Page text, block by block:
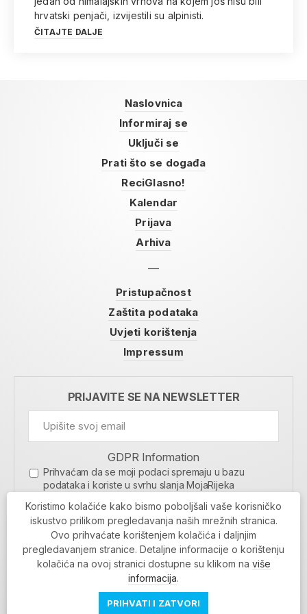
hrvatski penjači, izvijestili su alpinisti.
ČITAJTE DALJE
Naslovnica
Informiraj se
Uključi se
Prati što se događa
ReciGlasno!
Kalendar
Prijava
Arhiva
Pristupačnost
Zaštita podataka
Uvjeti korištenja
Impressum
PRIJAVITE SE NA NEWSLETTER
GDPR Information
Prihvaćam da se moji podaci spremaju u bazu
podataka i koriste u svrhu slanja MojaRijeka
MOJARIJEKA NEWSLETTER
PRIJAVI SE
Povratak na vrh
Koristimo kolačiće kako bismo poboljšali vaše korisničko
iskustvo prilikom pregledavanja naših mrežnih stranica.
Ovo prihvaćate korištenjem kolačića i daljnjim
pregledavanjem stranice. Detaljne informacije o korištenju
kolačića na ovoj stranici dostupne su klikom na više
informacija.
PRIHVATI I ZATVORI